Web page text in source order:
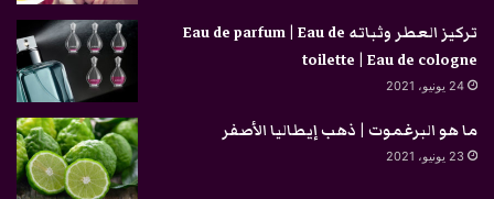
تركيز العطر وثباته Eau de parfum | Eau de
toilette | Eau de cologne
24 يونيو، 2021
ما هو البرغموت | ذهب إيطاليا الأصفر
23 يونيو، 2021